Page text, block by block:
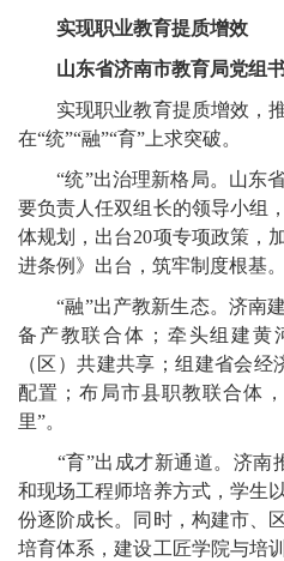
实现职业教育提质增效
山东省济南市教育局党组
实现职业教育提质增效，推
在“统”“融”“育”上求突破。
“统”出治理新格局。山东省
要负责人任双组长的领导小组
体规划，出台20项专项政策，
进条例》出台，筑牢制度根基。
“融”出产教新生态。济南建
备产教联合体；牵头组建黄
（区）共建共享；组建省会
配置；布局市县职教联合体
里”。
“育”出成才新通道。济南
和现场工程师培养方式，学生
份逐阶成长。同时，构建市、
培育体系，建设工匠学院与培